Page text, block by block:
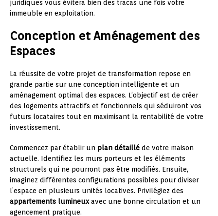
juridiques vous évitera bien des tracas une fois votre
immeuble en exploitation.
Conception et Aménagement des
Espaces
La réussite de votre projet de transformation repose en
grande partie sur une conception intelligente et un
aménagement optimal des espaces. L’objectif est de créer
des logements attractifs et fonctionnels qui séduiront vos
futurs locataires tout en maximisant la rentabilité de votre
investissement.
Commencez par établir un plan détaillé de votre maison
actuelle. Identifiez les murs porteurs et les éléments
structurels qui ne pourront pas être modifiés. Ensuite,
imaginez différentes configurations possibles pour diviser
l’espace en plusieurs unités locatives. Privilégiez des
appartements lumineuxavec une bonne circulation et un
agencement pratique.